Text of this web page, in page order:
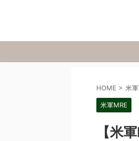
HOME > 米
米軍MRE
【米